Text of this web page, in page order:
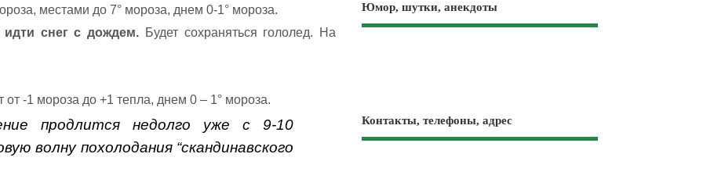
местами до 7° мороза, днем 0-1° мороза.
снег с дождем. Будет сохраняться гололед. На
от -1 мороза до +1 тепла, днем 0 – 1° мороза.
продлится недолго уже с 9-10
волну похолодания “скандинавского
Юмор, шутки, анекдоты
Контакты, телефоны, адрес